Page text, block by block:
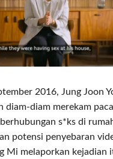
2016, Jung Joon
diam-diam merekam
s*ks di
potensi penyebaran
Mi melaporkan kejadian